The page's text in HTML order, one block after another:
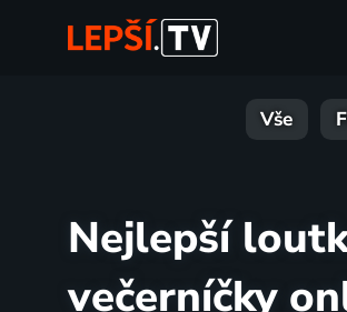
Vše
Nejlepší
večerníčky